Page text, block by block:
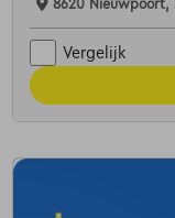
8620 Nieuwpoort,
Vergelijk